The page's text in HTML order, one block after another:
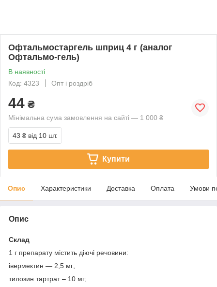
Офтальмостаргель шприц 4 г (аналог
Офтальмо-гель)
В наявності
Код: 4323
Опт і роздріб
44 ₴
Мінімальна сума замовлення на сайті — 1 000 ₴
43 ₴ від 10 шт.
Купити
Опис Характеристики Доставка Оплата Умови
Опис
Склад
1 г препарату містить діючі речовини:
івермектин — 2,5 мг;
тилозин тартрат – 10 мг;